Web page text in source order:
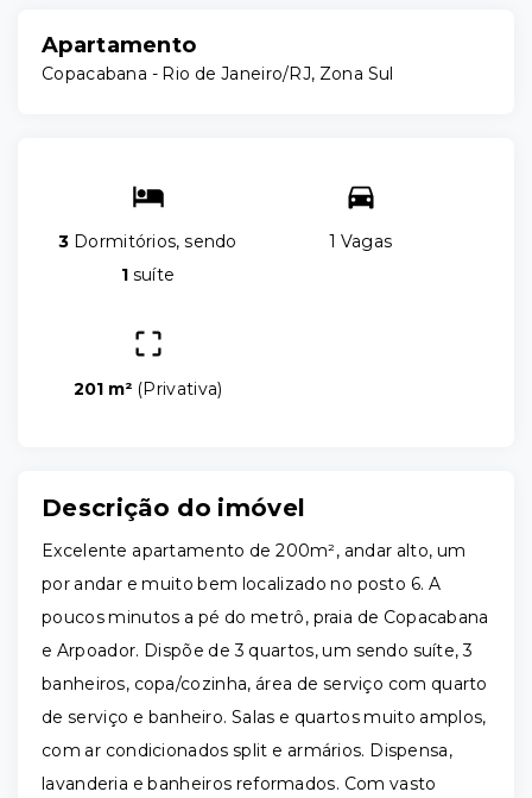
Apartamento
Copacabana - Rio de Janeiro/RJ, Zona Sul
3 Dormitórios, sendo
1 suíte
1 Vagas
201 m² (Privativa)
Descrição do imóvel
Excelente apartamento de 200m², andar alto, um
por andar e muito bem localizado no posto 6. A
poucos minutos a pé do metrô, praia de Copacabana
e Arpoador. Dispõe de 3 quartos, um sendo suíte, 3
banheiros, copa/cozinha, área de serviço com quarto
de serviço e banheiro. Salas e quartos muito amplos,
com ar condicionados split e armários. Dispensa,
lavanderia e banheiros reformados. Com vasto